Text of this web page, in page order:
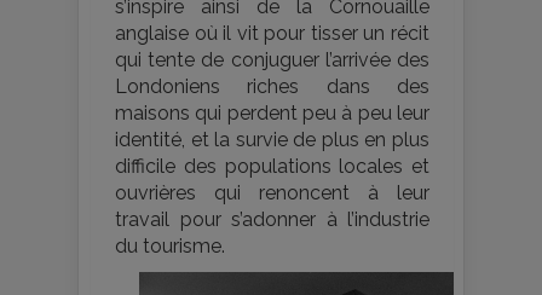
s’inspire ainsi de la Cornouaille
anglaise où il vit pour tisser un récit
qui tente de conjuguer l’arrivée des
Londoniens riches dans des
maisons qui perdent peu à peu leur
identité, et la survie de plus en plus
difficile des populations locales et
ouvrières qui renoncent à leur
travail pour s’adonner à l’industrie
du tourisme.